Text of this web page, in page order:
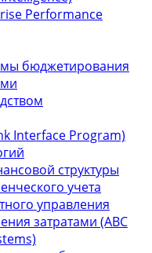
Performance
бюджетирования
Interface Program)
структуры
учета
управления
затратами (АBC